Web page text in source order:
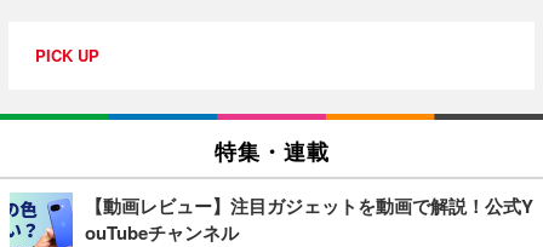
PICK UP
特集・連載
【動画レビュー】注目ガジェットを動画で解説！公式Y
ouTubeチャンネル